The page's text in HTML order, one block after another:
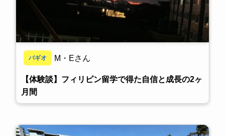
バギオ M・Eさん
【体験談】フィリピン留学で得た自信と成長の2ヶ
月間